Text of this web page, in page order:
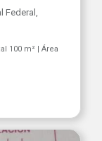
Federal,
100 m² | Área